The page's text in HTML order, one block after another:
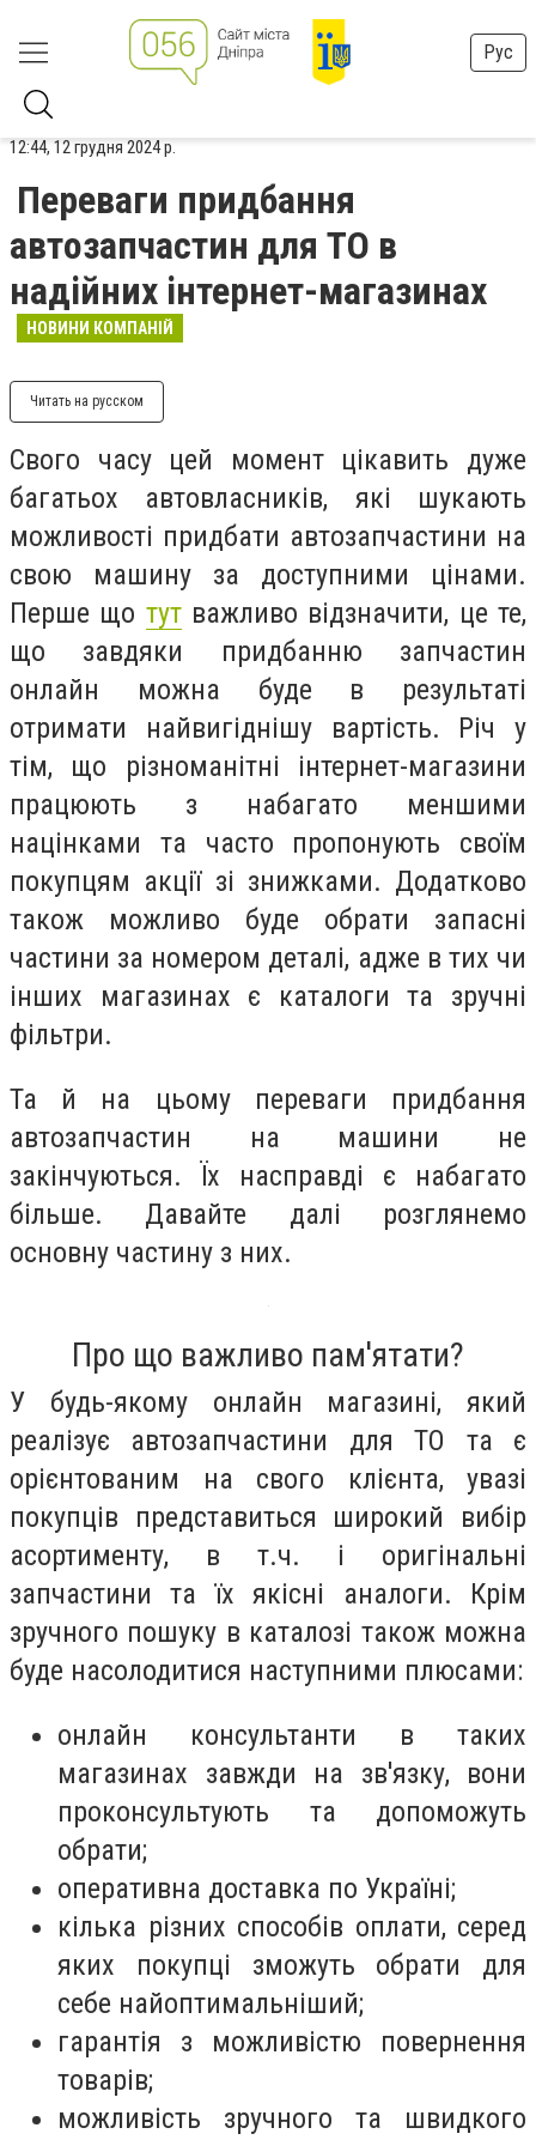
Рус
12:44, 12 грудня 2024 р.
Переваги придбання
автозапчастин для ТО в
надійних інтернет-магазинах
НОВИНИ КОМПАНІЙ
Читать на русском
Свого часу цей момент цікавить дуже
багатьох автовласників, які шукають
можливості придбати автозапчастини на
свою машину за доступними цінами.
Перше що тутважливо відзначити, це те,
що завдяки придбанню запчастин
онлайн можна буде в результаті
отримати найвигіднішу вартість. Річ у
тім, що різноманітні інтернет-магазини
працюють з набагато меншими
націнками та часто пропонують своїм
покупцям акції зі знижками. Додатково
також можливо буде обрати запасні
частини за номером деталі, адже в тих чи
інших магазинах є каталоги та зручні
фільтри.
Та й на цьому переваги придбання
автозапчастин на машини не
закінчуються. Їх насправді є набагато
більше. Давайте далі розглянемо
основну частину з них.
Про що важливо пам'ятати?
У будь-якому онлайн магазині, який
реалізує автозапчастини для ТО та є
орієнтованим на свого клієнта, увазі
покупців представиться широкий вибір
асортименту, в т.ч. і оригінальні
запчастини та їх якісні аналоги. Крім
зручного пошуку в каталозі також можна
буде насолодитися наступними плюсами:
онлайн консультанти в таких
магазинах завжди на зв'язку, вони
проконсультують та допоможуть
обрати;
оперативна доставка по Україні;
кілька різних способів оплати, серед
яких покупці зможуть обрати для
себе найоптимальніший;
гарантія з можливістю повернення
товарів;
можливість зручного та швидкого